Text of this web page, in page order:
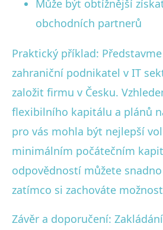
Může být obtížnější
obchodních partnerů
Praktický příklad:
zahraniční podnikatel v IT
založit firmu v Česku.
flexibilního kapitálu a plánů
pro vás mohla být nejlepší
minimálním počátečním
odpovědností můžete
zatímco si zachováte
Závěr a doporučení: